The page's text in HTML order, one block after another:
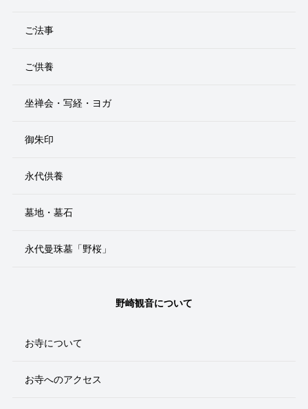
ご法事
ご供養
坐禅会・写経・ヨガ
御朱印
永代供養
墓地・墓石
永代曼珠墓「野桜」
野崎観音について
お寺について
お寺へのアクセス